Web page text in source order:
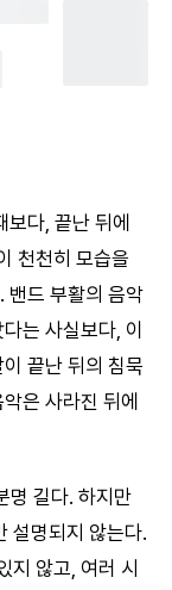
다, 끝난 뒤에
천천히 모습을
밴드 부활의 음악
는 사실보다, 이
끝난 뒤의 침묵
은 사라진 뒤에
명 길다. 하지만
설명되지 않는다.
지 않고, 여러 시